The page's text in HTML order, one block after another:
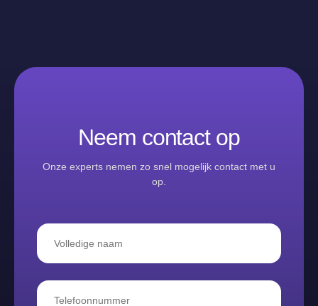
Neem contact op
Onze experts nemen zo snel mogelijk contact met u
op.